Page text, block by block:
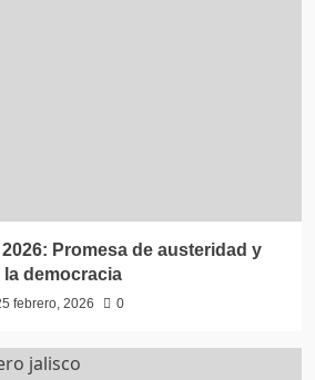
Promesa de austeridad y
democracia
febrero, 2026 0